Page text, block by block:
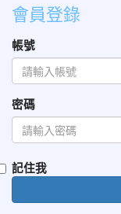
會員登錄
帳號
密碼
記住我